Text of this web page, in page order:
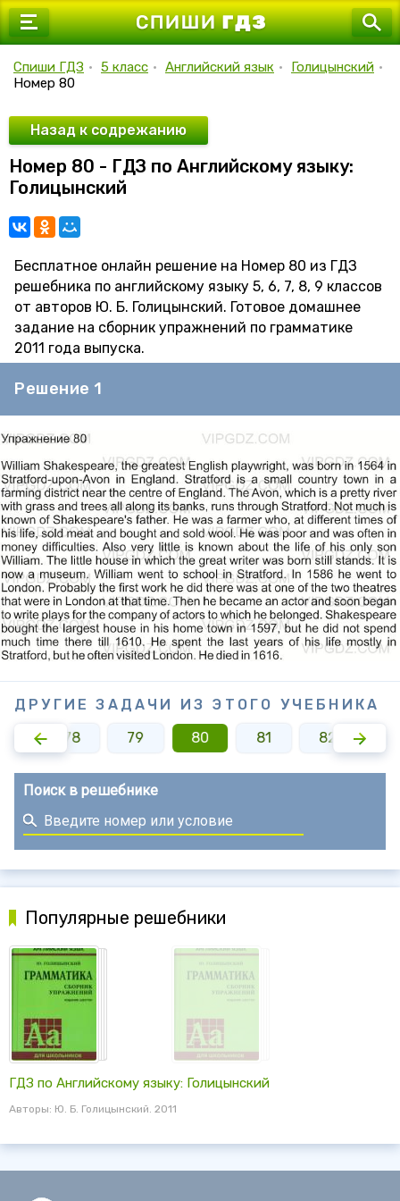
7 класс
9 класс
10 класс
11 класс
Спиши ГДЗ • 5 класс • Английский язык • Голицынский •
Номер 80
Назад к содрежанию
Номер 80 - ГДЗ по Английскому языку:
Голицынский
Бесплатное онлайн решение на Номер 80 из ГДЗ
решебника по английскому языку 5, 6, 7, 8, 9 классов
от авторов Ю. Б. Голицынский. Готовое домашнее
задание на сборник упражнений по грамматике
2011 года выпуска.
Решение 1
ДРУГИЕ ЗАДАЧИ ИЗ ЭТОГО УЧЕБНИКА
78 79 80 81 82
Поиск в решебнике
Популярные решебники
ГДЗ по Английскому языку: Голицынский
Авторы: Ю. Б. Голицынский. 2011